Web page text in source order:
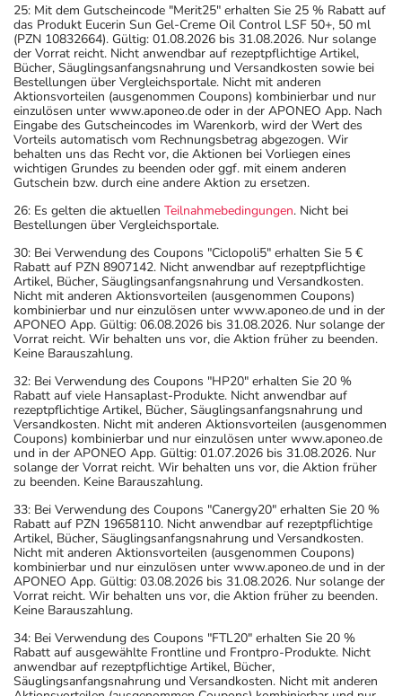
25: Mit dem Gutscheincode "Merit25" erhalten Sie 25 % Rabatt auf
das Produkt Eucerin Sun Gel-Creme Oil Control LSF 50+, 50 ml
(PZN 10832664). Gültig: 01.08.2026 bis 31.08.2026. Nur solange
der Vorrat reicht. Nicht anwendbar auf rezeptpflichtige Artikel,
Bücher, Säuglingsanfangsnahrung und Versandkosten sowie bei
Bestellungen über Vergleichsportale. Nicht mit anderen
Aktionsvorteilen (ausgenommen Coupons) kombinierbar und nur
einzulösen unter www.aponeo.de oder in der APONEO App. Nach
Eingabe des Gutscheincodes im Warenkorb, wird der Wert des
Vorteils automatisch vom Rechnungsbetrag abgezogen. Wir
behalten uns das Recht vor, die Aktionen bei Vorliegen eines
wichtigen Grundes zu beenden oder ggf. mit einem anderen
Gutschein bzw. durch eine andere Aktion zu ersetzen.
26: Es gelten die aktuellen Teilnahmebedingungen. Nicht bei
Bestellungen über Vergleichsportale.
30: Bei Verwendung des Coupons "Ciclopoli5" erhalten Sie 5 €
Rabatt auf PZN 8907142. Nicht anwendbar auf rezeptpflichtige
Artikel, Bücher, Säuglingsanfangsnahrung und Versandkosten.
Nicht mit anderen Aktionsvorteilen (ausgenommen Coupons)
kombinierbar und nur einzulösen unter www.aponeo.de und in der
APONEO App. Gültig: 06.08.2026 bis 31.08.2026. Nur solange der
Vorrat reicht. Wir behalten uns vor, die Aktion früher zu beenden.
Keine Barauszahlung.
32: Bei Verwendung des Coupons "HP20" erhalten Sie 20 %
Rabatt auf viele Hansaplast-Produkte. Nicht anwendbar auf
rezeptpflichtige Artikel, Bücher, Säuglingsanfangsnahrung und
Versandkosten. Nicht mit anderen Aktionsvorteilen (ausgenommen
Coupons) kombinierbar und nur einzulösen unter www.aponeo.de
und in der APONEO App. Gültig: 01.07.2026 bis 31.08.2026. Nur
solange der Vorrat reicht. Wir behalten uns vor, die Aktion früher
zu beenden. Keine Barauszahlung.
33: Bei Verwendung des Coupons "Canergy20" erhalten Sie 20 %
Rabatt auf PZN 19658110. Nicht anwendbar auf rezeptpflichtige
Artikel, Bücher, Säuglingsanfangsnahrung und Versandkosten.
Nicht mit anderen Aktionsvorteilen (ausgenommen Coupons)
kombinierbar und nur einzulösen unter www.aponeo.de und in der
APONEO App. Gültig: 03.08.2026 bis 31.08.2026. Nur solange der
Vorrat reicht. Wir behalten uns vor, die Aktion früher zu beenden.
Keine Barauszahlung.
34: Bei Verwendung des Coupons "FTL20" erhalten Sie 20 %
Rabatt auf ausgewählte Frontline und Frontpro-Produkte. Nicht
anwendbar auf rezeptpflichtige Artikel, Bücher,
Säuglingsanfangsnahrung und Versandkosten. Nicht mit anderen